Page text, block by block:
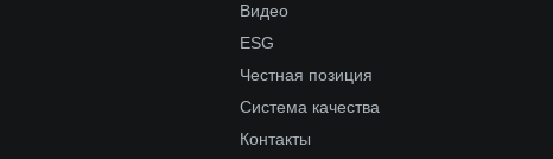
Видео
ESG
Честная позиция
Система качества
Контакты